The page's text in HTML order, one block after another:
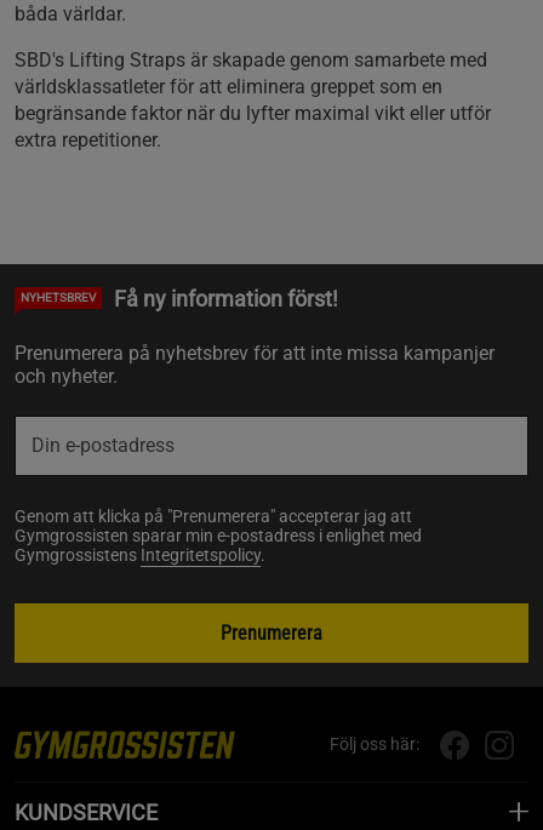
båda världar.
SBD's Lifting Straps är skapade genom samarbete med
världsklassatleter för att eliminera greppet som en
begränsande faktor när du lyfter maximal vikt eller utför
extra repetitioner.
NYHETSBREV Få ny information först!
Prenumerera på nyhetsbrev för att inte missa kampanjer
och nyheter.
Genom att klicka på "Prenumerera" accepterar jag att
Gymgrossisten sparar min e-postadress i enlighet med
Gymgrossistens Integritetspolicy.
Prenumerera
Följ oss här:
KUNDSERVICE